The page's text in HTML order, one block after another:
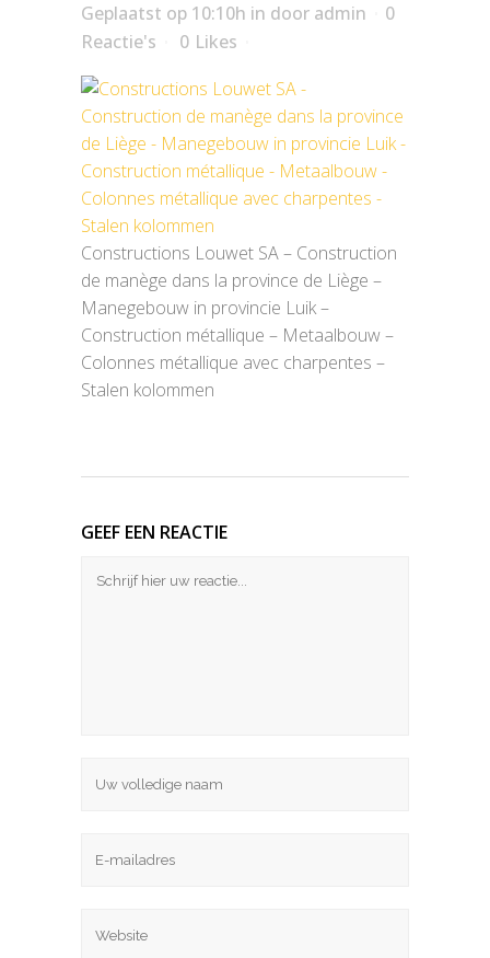
Geplaatst op 10:10h in door admin
0
Reactie's
0 Likes
Constructions Louwet SA – Construction
de manège dans la province de Liège –
Manegebouw in provincie Luik –
Construction métallique – Metaalbouw –
Colonnes métallique avec charpentes –
Stalen kolommen
GEEF EEN REACTIE